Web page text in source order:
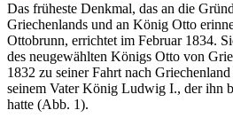
Das früheste Denkmal, das an die
Griechenlands und an König Otto
Ottobrunn, errichtet im Februar 1834.
des neugewählten Königs Otto von
1832 zu seiner Fahrt nach
seinem Vater König Ludwig I., der ihn
hatte (Abb. 1).